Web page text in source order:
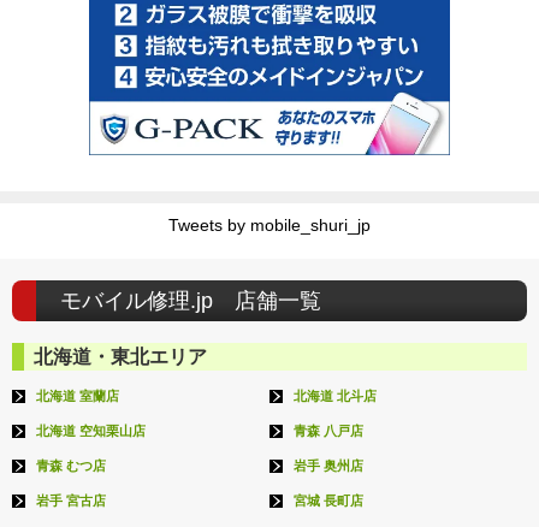
Tweets by mobile_shuri_jp
モバイル修理.jp 店舗一覧
北海道・東北エリア
北海道 室蘭店 北海道 北斗店
北海道 空知栗山店 青森 八戸店
青森 むつ店 岩手 奥州店
岩手 宮古店 宮城 長町店